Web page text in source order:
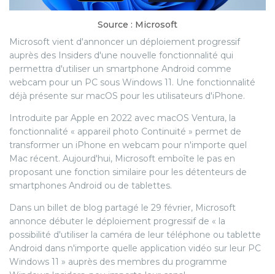
Source : Microsoft
Microsoft vient d'annoncer un déploiement progressif
auprès des Insiders d'une nouvelle fonctionnalité qui
permettra d'utiliser un smartphone Android comme
webcam pour un PC sous Windows 11. Une fonctionnalité
déjà présente sur macOS pour les utilisateurs d'iPhone.
Introduite par Apple en 2022 avec macOS Ventura, la
fonctionnalité « appareil photo Continuité » permet de
transformer un iPhone en webcam pour n'importe quel
Mac récent. Aujourd'hui, Microsoft emboîte le pas en
proposant une fonction similaire pour les détenteurs de
smartphones Android ou de tablettes.
Dans un billet de blog partagé le 29 février, Microsoft
annonce débuter le déploiement progressif de « la
possibilité d'utiliser la caméra de leur téléphone ou tablette
Android dans n'importe quelle application vidéo sur leur PC
Windows 11 » auprès des membres du programme